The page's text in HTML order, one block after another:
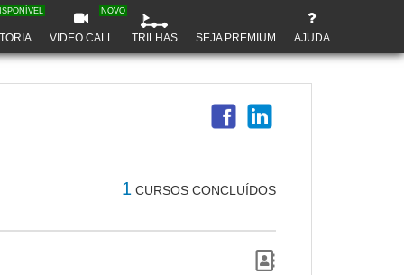
VIDEO CALL
NOVO
TRILHAS SEJA PREMIUM AJUDA
1 CURSOS CONCLUÍDOS